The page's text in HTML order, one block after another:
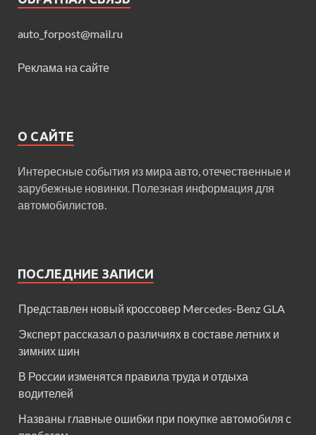
auto_forpost@mail.ru
Реклама на сайте
О САЙТЕ
Интересные события из мира авто, отечественные и
зарубежные новинки. Полезная информация для
автомобилистов.
ПОСЛЕДНИЕ ЗАПИСИ
Представлен новый кроссовер Mercedes-Benz GLA
Эксперт рассказал о различиях в составе летних и
зимних шин
В России изменятся правила труда и отдыха
водителей
Названы главные ошибки при покупке автомобиля с